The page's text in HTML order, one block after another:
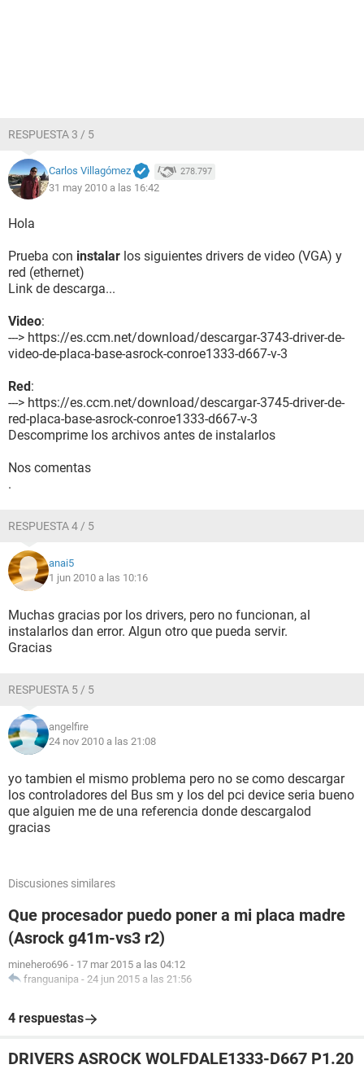
RESPUESTA 3 / 5
Carlos Villagómez 278.797
31 may 2010 a las 16:42
Hola
Prueba con instalar los siguientes drivers de video (VGA) y
red (ethernet)
Link de descarga...
Video:
---> https://es.ccm.net/download/descargar-3743-driver-de-
video-de-placa-base-asrock-conroe1333-d667-v-3
Red:
---> https://es.ccm.net/download/descargar-3745-driver-de-
red-placa-base-asrock-conroe1333-d667-v-3
Descomprime los archivos antes de instalarlos
Nos comentas
.
RESPUESTA 4 / 5
anai5
1 jun 2010 a las 10:16
Muchas gracias por los drivers, pero no funcionan, al
instalarlos dan error. Algun otro que pueda servir.
Gracias
RESPUESTA 5 / 5
angelfire
24 nov 2010 a las 21:08
yo tambien el mismo problema pero no se como descargar
los controladores del Bus sm y los del pci device seria bueno
que alguien me de una referencia donde descargalod
gracias
Discusiones similares
Que procesador puedo poner a mi placa madre
(Asrock g41m-vs3 r2)
minehero696 - 17 mar 2015 a las 04:12
franguanipa - 24 jun 2015 a las 21:56
4 respuestas
DRIVERS ASROCK WOLFDALE1333-D667 P1.20